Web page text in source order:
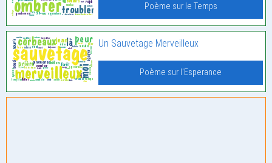
Poème sur le Temps
Un Sauvetage Merveilleux
Poème sur l'Esperance